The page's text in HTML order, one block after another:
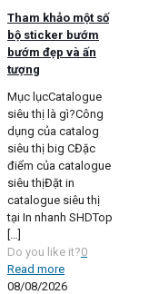
Tham khảo một số
bộ sticker bướm
bướm đẹp và ấn
tượng
Mục lụcCatalogue
siêu thị là gì?Công
dụng của catalog
siêu thị big CĐặc
điểm của catalogue
siêu thịĐặt in
catalogue siêu thị
tại In nhanh SHDTop
Do you like it?0
Read more
08/08/2026